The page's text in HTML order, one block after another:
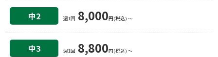
中2 週1回 8,000円(税込) 〜
中3 週1回 8,800円(税込) 〜